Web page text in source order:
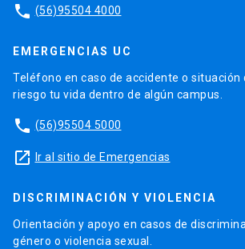
phone (56)95504 4000
EMERGENCIAS UC
Teléfono en caso de accidente o situación
riesgo tu vida dentro de algún campus.
phone (56)95504 5000
launch Ir al sitio de Emergencias
DISCRIMINACIÓN Y VIOLENCIA
Orientación y apoyo en casos de
género o violencia sexual.